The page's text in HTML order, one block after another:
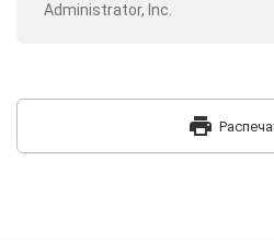
Administrator, Inc.
print